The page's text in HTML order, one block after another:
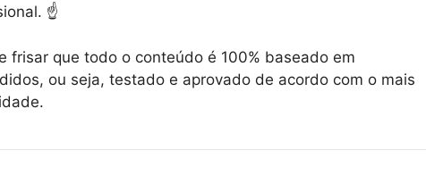
☝️
frisar que todo o conteúdo é 100% baseado em
ou seja, testado e aprovado de acordo com o mais